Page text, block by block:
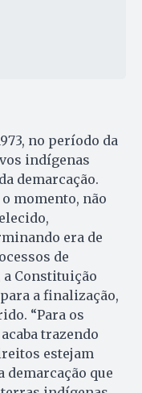
no período da
indígenas
demarcação.
momento, não
era de
de
a Constituição
a finalização,
“Para os
trazendo
estejam
demarcação que